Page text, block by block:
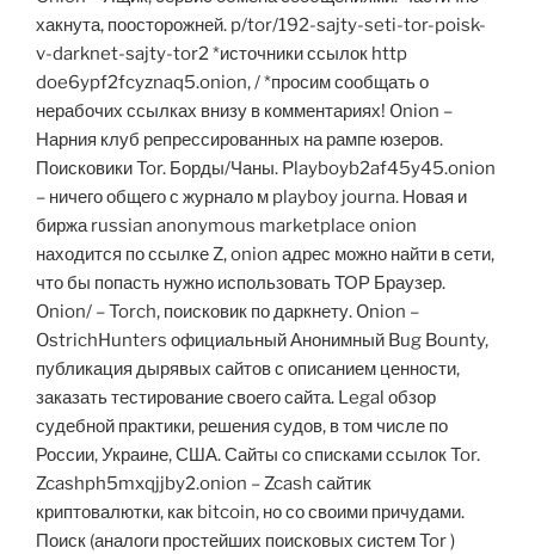
хакнута, поосторожней. p/tor/192-sajty-seti-tor-poisk-
v-darknet-sajty-tor2 *источники ссылок http
doe6ypf2fcyznaq5.onion, / *просим сообщать о
нерабочих ссылках внизу в комментариях! Onion –
Нарния клуб репрессированных на рампе юзеров.
Поисковики Tor. Борды/Чаны. Playboyb2af45y45.onion
– ничего общего с журнало м playboy journa. Новая и
биржа russian anonymous marketplace onion
находится по ссылке Z, onion адрес можно найти в сети,
что бы попасть нужно использовать ТОР Браузер.
Onion/ – Torch, поисковик по даркнету. Onion –
OstrichHunters официальный Анонимный Bug Bounty,
публикация дырявых сайтов с описанием ценности,
заказать тестирование своего сайта. Legal обзор
судебной практики, решения судов, в том числе по
России, Украине, США. Сайты со списками ссылок Tor.
Zcashph5mxqjjby2.onion – Zcash сайтик
криптовалютки, как bitcoin, но со своими причудами.
Поиск (аналоги простейших поисковых систем Tor )